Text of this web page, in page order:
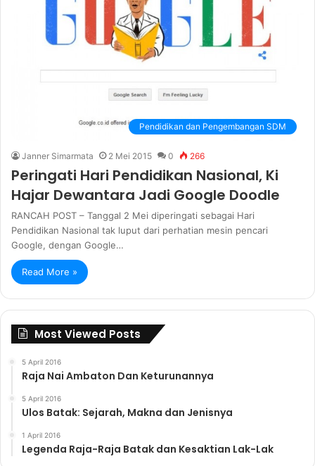
Pendidikan dan Pengembangan SDM
Janner Simarmata 2 Mei 2015 0 266
Peringati Hari Pendidikan Nasional, Ki
Hajar Dewantara Jadi Google Doodle
RANCAH POST – Tanggal 2 Mei diperingati sebagai Hari
Pendidikan Nasional tak luput dari perhatian mesin pencari
Google, dengan Google…
Read More »
Most Viewed Posts
5 April 2016
Raja Nai Ambaton Dan Keturunannya
5 April 2016
Ulos Batak: Sejarah, Makna dan Jenisnya
1 April 2016
Legenda Raja-Raja Batak dan Kesaktian Lak-Lak